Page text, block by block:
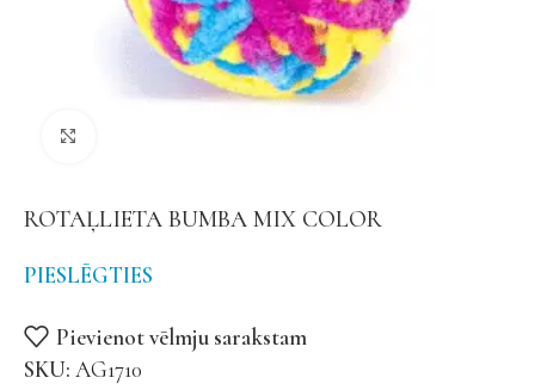
ROTAĻLIETA BUMBA MIX COLOR
PIESLĒGTIES
Pievienot vēlmju sarakstam
SKU: AG1710